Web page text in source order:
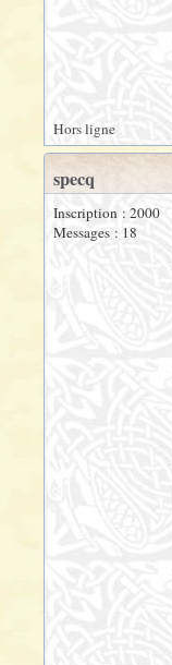
Hors ligne
specq
Inscription : 2000
Messages : 18